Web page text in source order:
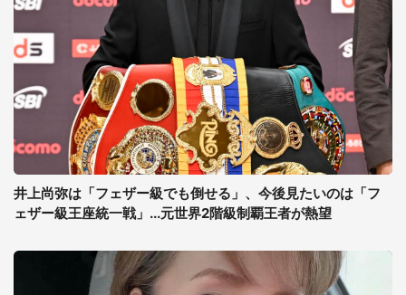
井上尚弥は「フェザー級でも倒せる」、今後見たいのは「フ
ェザー級王座統一戦」...元世界2階級制覇王者が熱望